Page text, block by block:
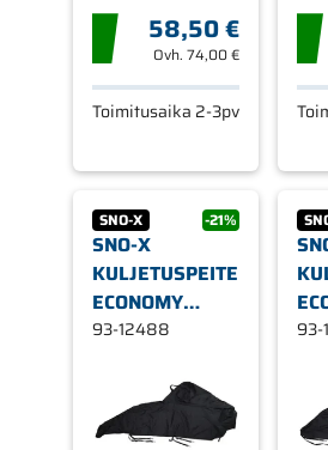
58,50 €
Ovh. 74,00 €
Toimitusaika 2-3pv
SNO-X -21%
SNO-X
KULJETUSPEITE
ECONOMY
POLARIS
93-12488 93-